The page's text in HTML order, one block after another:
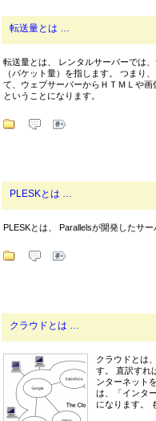
転送量とは …
転送量とは、 レンタルサーバーでは
（パケット量）を指します。 つまり
て、ウェブサーバーからＨＴＭＬや
ということになります。
PLESKとは …
PLESKとは、 Parallelsが開発したサー
クラウドとは …
クラウドとは
す。 直訳すれ
ンターネット
は、「インタ
になります。